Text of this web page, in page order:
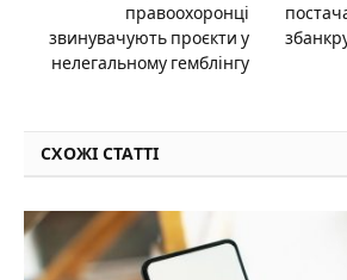
правоохоронці
звинувачують проєкти у
нелегальному гемблінгу
СХОЖІ СТАТТІ